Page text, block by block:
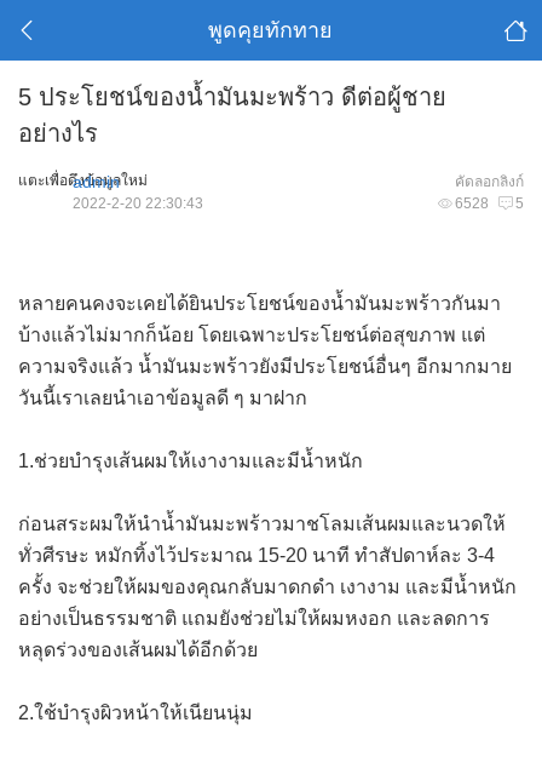
พูดคุยทักทาย
5 ประโยชน์ของน้ำมันมะพร้าว ดีต่อผู้ชาย
อย่างไร
แตะเพื่อดึงข้อมูลใหม่ คัดลอกลิงก์
admin
6528 5
2022-2-20 22:30:43
หลายคนคงจะเคยได้ยินประโยชน์ของน้ำมันมะพร้าวกันมา
บ้างแล้วไม่มากก็น้อย โดยเฉพาะประโยชน์ต่อสุขภาพ แต่
ความจริงแล้ว น้ำมันมะพร้าวยังมีประโยชน์อื่นๆ อีกมากมาย
วันนี้เราเลยนำเอาข้อมูลดี ๆ มาฝาก
1.ช่วยบำรุงเส้นผมให้เงางามและมีน้ำหนัก
ก่อนสระผมให้นำน้ำมันมะพร้าวมาชโลมเส้นผมและนวดให้
ทั่วศีรษะ หมักทิ้งไว้ประมาณ 15-20 นาที ทำสัปดาห์ละ 3-4
ครั้ง จะช่วยให้ผมของคุณกลับมาดกดำ เงางาม และมีน้ำหนัก
อย่างเป็นธรรมชาติ แถมยังช่วยไม่ให้ผมหงอก และลดการ
หลุดร่วงของเส้นผมได้อีกด้วย
2.ใช้บำรุงผิวหน้าให้เนียนนุ่ม